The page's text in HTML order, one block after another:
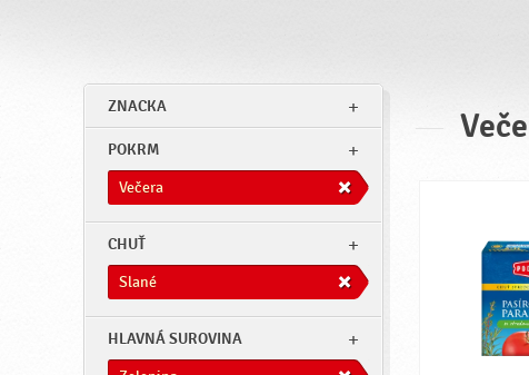
Română
Deutsch
ZNACKA
POKRM
Večera
CHUŤ
Slané
HLAVNÁ SUROVINA